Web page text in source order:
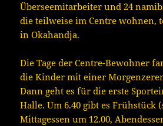
Überseemitarbeiter und 24
die teilweise im Centre wohnen,
in Okahandja.
Die Tage der Centre-Bewohner
die Kinder mit einer
Dann geht es für die erste
Halle. Um 6.40 gibt es Frühstück
Mittagessen um 12.00,